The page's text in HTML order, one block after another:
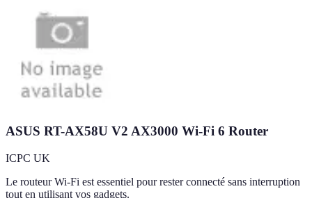
ASUS RT-AX58U V2 AX3000 Wi-Fi 6 Router
ICPC UK
Le routeur Wi-Fi est essentiel pour rester connecté sans interruption
tout en utilisant vos gadgets.